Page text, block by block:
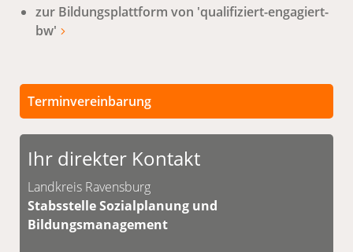
zur Bildungsplattform von 'qualifiziert-engagiert-
bw'
Terminvereinbarung
Persönliche Termine sind nach vorheriger
Vereinbarung möglich.
Ihr direkter Kontakt
Landkreis Ravensburg
Stabsstelle Sozialplanung und
Bildungsmanagement